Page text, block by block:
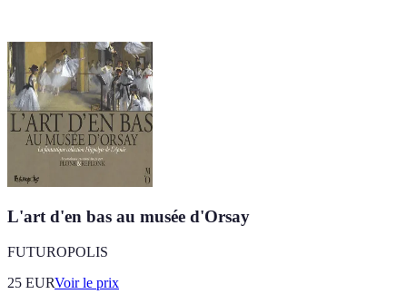
L'art d'en bas au musée d'Orsay
FUTUROPOLIS
25 EURVoir le prix